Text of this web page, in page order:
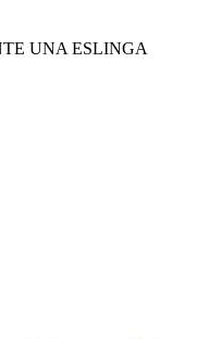
UNA ESLINGA